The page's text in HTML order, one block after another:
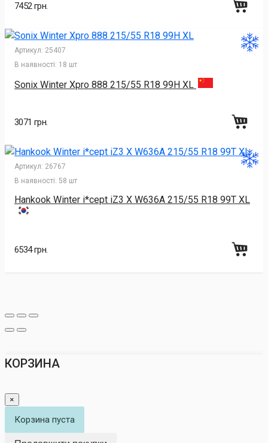
7452 грн.
Артикул: 25407
В наявності: 18 шт
Sonix Winter Xpro 888 215/55 R18 99H XL
3071 грн.
Артикул: 26767
В наявності: 58 шт
Hankook Winter i*cept iZ3 X W636A 215/55 R18 99T XL
6534 грн.
КОРЗИНА
×
Корзина пуста